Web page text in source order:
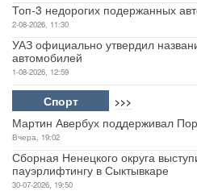
Топ-3 недорогих подержанных
2-08-2026, 11:30
УАЗ официально утвердил
автомобилей
1-08-2026, 12:59
Спорт >>>
Мартин Авербух поддерживал
Вчера, 19:02
Сборная Ненецкого округа
пауэрлифтингу в Сыктывкаре
30-07-2026, 19:50